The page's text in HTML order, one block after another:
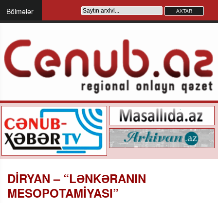
Bölmələr
DİRYAN – “LƏNKƏRANIN
MESOPOTAMİYASI”